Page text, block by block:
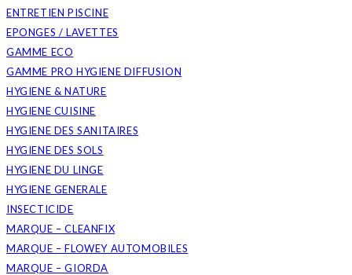
ENTRETIEN PISCINE
EPONGES / LAVETTES
GAMME ECO
GAMME PRO HYGIENE DIFFUSION
HYGIENE & NATURE
HYGIENE CUISINE
HYGIENE DES SANITAIRES
HYGIENE DES SOLS
HYGIENE DU LINGE
HYGIENE GENERALE
INSECTICIDE
MARQUE – CLEANFIX
MARQUE – FLOWEY AUTOMOBILES
MARQUE – GIORDA